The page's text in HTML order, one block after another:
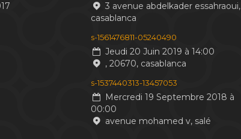
3 avenue abdelkader essahraoui,
casablanca
s-1561476811-05240490
Jeudi 20 Juin 2019 à 14:00
, 20670, casablanca
s-1537440313-13457053
Mercredi 19 Septembre 2018 à
00:00
avenue mohamed v, salé